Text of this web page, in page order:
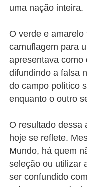
uma nação inteira.
O verde e
camuflagem para
apresentava como
difundindo a falsa
do campo político
enquanto o outro
O resultado dessa
hoje se reflete.
Mundo, há quem
seleção ou utilizar
ser confundido